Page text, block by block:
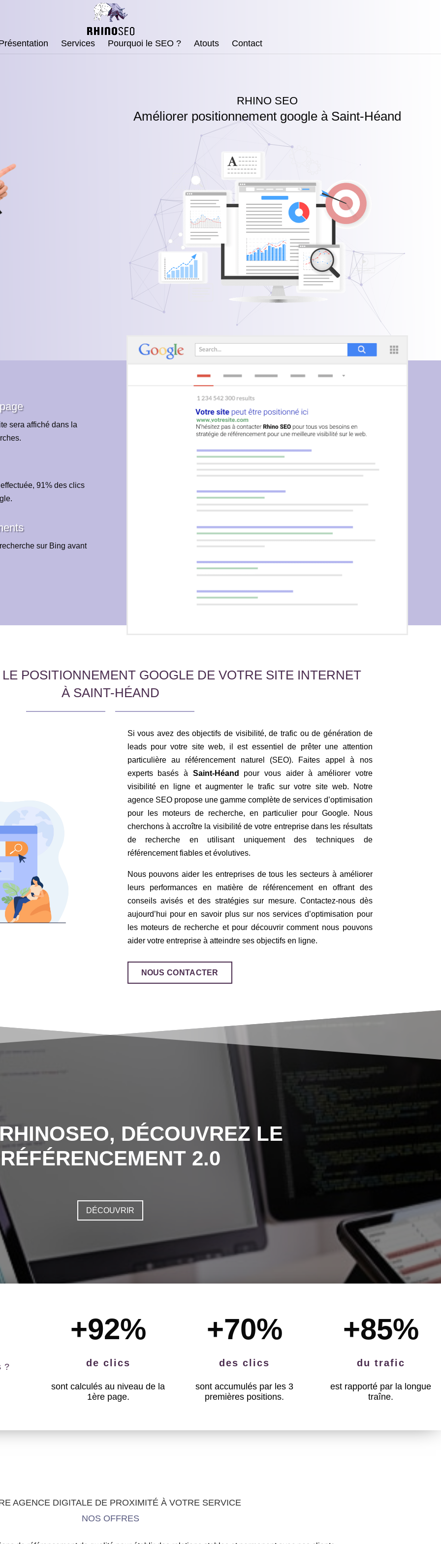
Services Pourquoi le SEO ? Atouts Contact
RHINO SEO
Améliorer positionnement google à Saint-Héand
sera affiché dans la
91% des clics
sur Bing avant
POSITIONNEMENT GOOGLE DE VOTRE SITE INTERNET
À SAINT-HÉAND
Si vous avez des objectifs de visibilité, de trafic ou de génération de
leads pour votre site web, il est essentiel de prêter une attention
particulière au référencement naturel (SEO). Faites appel à nos
experts basés à Saint-Héand
pour vous aider à améliorer votre
visibilité en ligne et augmenter le trafic sur votre site web. Notre
agence SEO propose une gamme complète de services d’optimisation
pour les moteurs de recherche, en particulier pour Google. Nous
cherchons à accroître la visibilité de votre entreprise dans les résultats
de recherche en utilisant uniquement des techniques de
référencement fiables et évolutives.
Nous pouvons aider les entreprises de tous les secteurs à améliorer
leurs performances en matière de référencement en offrant des
conseils avisés et des stratégies sur mesure. Contactez-nous dès
aujourd’hui pour en savoir plus sur nos services d’optimisation pour
les moteurs de recherche et pour découvrir comment nous pouvons
aider votre entreprise à atteindre ses objectifs en ligne.
NOUS CONTACTER
DÉCOUVREZ LE
RÉFÉRENCEMENT 2.0
DÉCOUVRIR
?
+92%
de clics
sont calculés au niveau de la
1ère page.
+70%
des clics
sont accumulés par les 3
premières positions.
+85%
du trafic
est rapporté par la longue
traîne.
AGENCE DIGITALE DE PROXIMITÉ À VOTRE SERVICE
NOS OFFRES